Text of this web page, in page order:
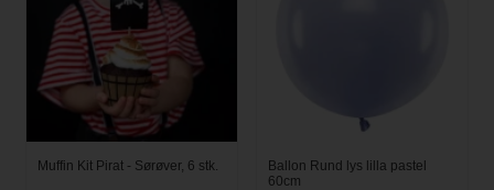
Muffin Kit Pirat - Sørøver, 6 stk.
Ballon Rund lys lilla pastel
60cm